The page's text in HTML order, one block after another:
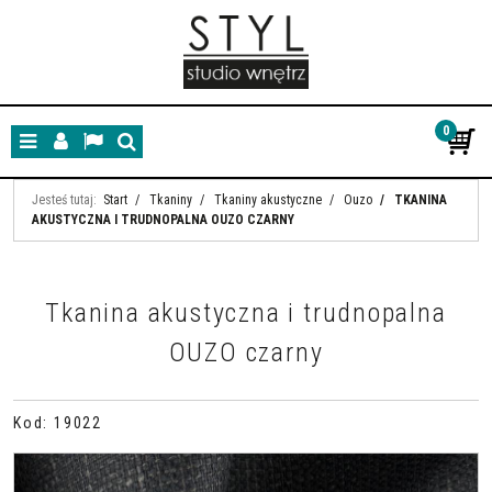
MenuPanelLangSzukaj
0
Jesteś tutaj: Start / Tkaniny / Tkaniny akustyczne / Ouzo /
TKANINA
AKUSTYCZNA I TRUDNOPALNA OUZO CZARNY
Tkanina akustyczna i trudnopalna
OUZO czarny
Kod : 19022